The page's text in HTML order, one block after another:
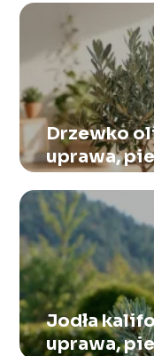
Drzewko
uprawa,
Jodła
uprawa,